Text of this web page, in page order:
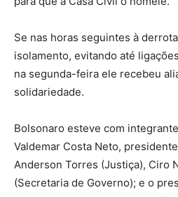
Se nas horas seguintes à
isolamento, evitando até
na segunda-feira ele recebeu
solidariedade.
Bolsonaro esteve com
Valdemar Costa Neto,
Anderson Torres (Justiça), Ciro
(Secretaria de Governo); e o